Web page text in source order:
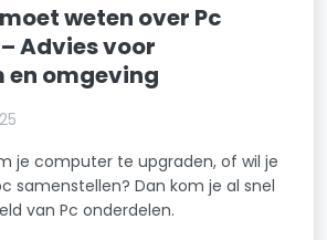
weten over Pc
Advies voor
en omgeving
je computer te upgraden, of wil je
samenstellen? Dan kom je al snel
van Pc onderdelen.